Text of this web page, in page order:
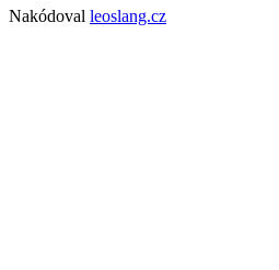
Nakódoval leoslang.cz